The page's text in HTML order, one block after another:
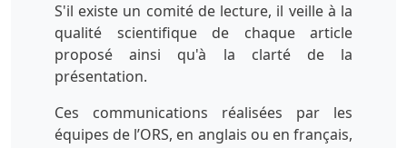
S'il existe un comité de lecture, il veille à la
qualité scientifique de chaque article
proposé ainsi qu'à la clarté de la
présentation.
Ces communications réalisées par les
équipes de l’ORS, en anglais ou en français,